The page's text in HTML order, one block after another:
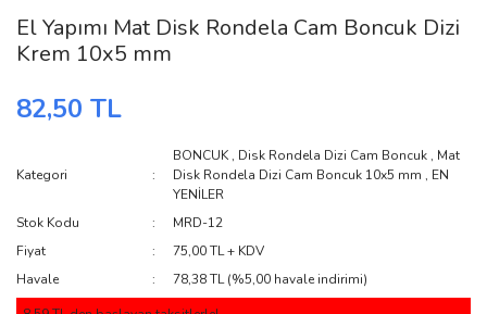
El Yapımı Mat Disk Rondela Cam Boncuk Dizi
Krem 10x5 mm
82,50 TL
Kategori
BONCUK , Disk Rondela Dizi Cam Boncuk , Mat
Disk Rondela Dizi Cam Boncuk 10x5 mm , EN
YENİLER
Stok Kodu
MRD-12
Fiyat
75,00 TL + KDV
Havale
78,38 TL (%5,00 havale indirimi)